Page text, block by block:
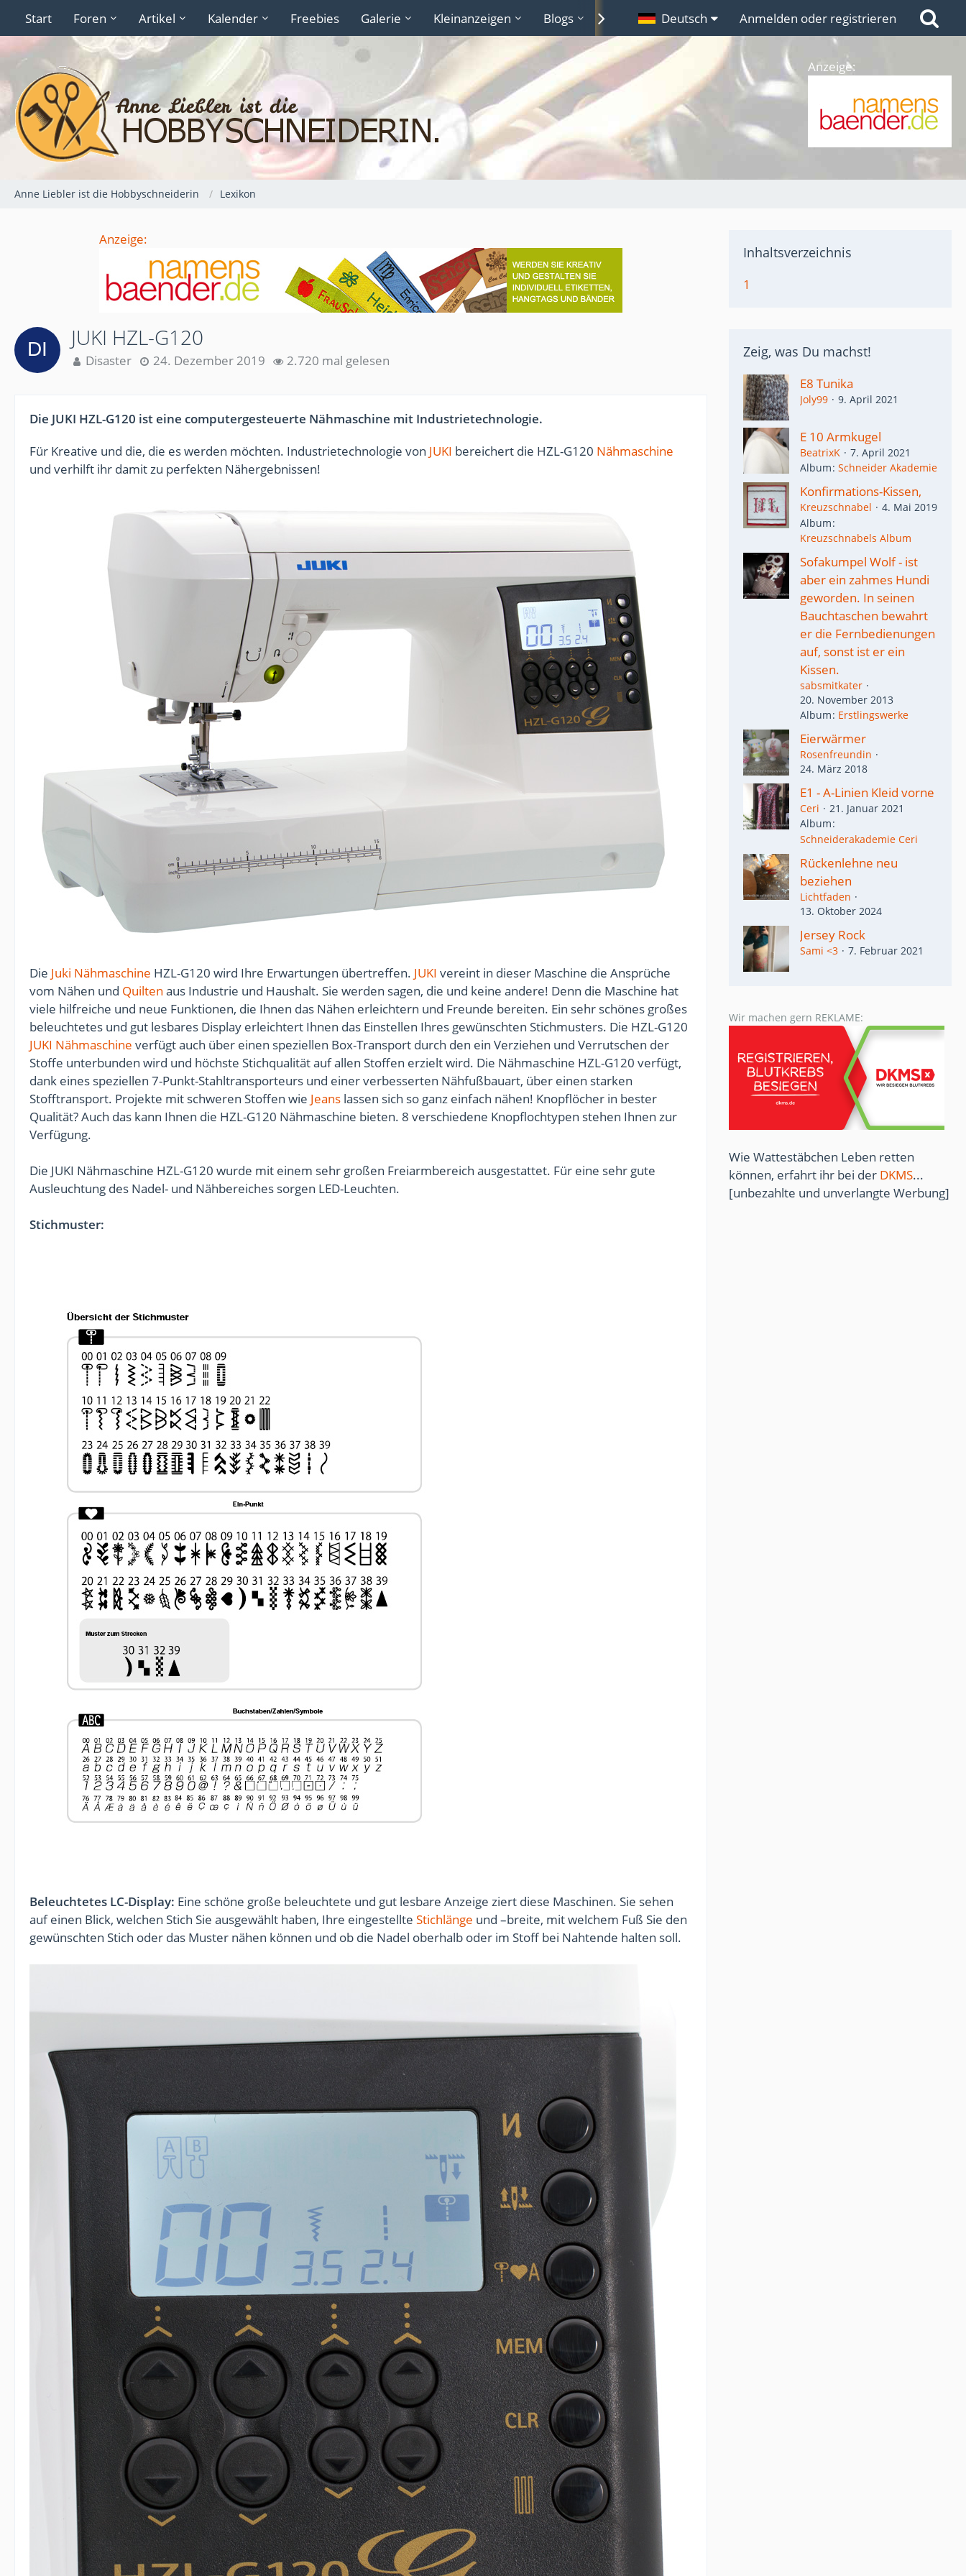
Start Foren Artikel Kalender Freebies Galerie Kleinanzeigen Blogs Lexikon Links
Deutsch Anmelden oder registrieren
Anzeige:
Anne Liebler ist die Hobbyschneiderin Lexikon
Anzeige:
JUKI HZL-G120
Disaster 24. Dezember 2019 2.720 mal gelesen
Die JUKI HZL-G120 ist eine computergesteuerte Nähmaschine mit Industrietechnologie.
Für Kreative und die, die es werden möchten. Industrietechnologie von JUKI bereichert die HZL-G120 Nähmaschine
und verhilft ihr damit zu perfekten Nähergebnissen!
Die Juki Nähmaschine HZL-G120 wird Ihre Erwartungen übertreffen. JUKI vereint in dieser Maschine die Ansprüche
vom Nähen und Quilten aus Industrie und Haushalt. Sie werden sagen, die und keine andere! Denn die Maschine hat
viele hilfreiche und neue Funktionen, die Ihnen das Nähen erleichtern und Freunde bereiten. Ein sehr schönes großes
beleuchtetes und gut lesbares Display erleichtert Ihnen das Einstellen Ihres gewünschten Stichmusters. Die HZL-G120
JUKI Nähmaschine verfügt auch über einen speziellen Box-Transport durch den ein Verziehen und Verrutschen der
Stoffe unterbunden wird und höchste Stichqualität auf allen Stoffen erzielt wird. Die Nähmaschine HZL-G120 verfügt,
dank eines speziellen 7-Punkt-Stahltransporteurs und einer verbesserten Nähfußbauart, über einen starken
Stofftransport. Projekte mit schweren Stoffen wie Jeans lassen sich so ganz einfach nähen! Knopflöcher in bester
Qualität? Auch das kann Ihnen die HZL-G120 Nähmaschine bieten. 8 verschiedene Knopflochtypen stehen Ihnen zur
Verfügung.
Die JUKI Nähmaschine HZL-G120 wurde mit einem sehr großen Freiarmbereich ausgestattet. Für eine sehr gute
Ausleuchtung des Nadel- und Nähbereiches sorgen LED-Leuchten.
Stichmuster:
Beleuchtetes LC-Display: Eine schöne große beleuchtete und gut lesbare Anzeige ziert diese Maschinen. Sie sehen
auf einen Blick, welchen Stich Sie ausgewählt haben, Ihre eingestellte Stichlänge und –breite, mit welchem Fuß Sie den
gewünschten Stich oder das Muster nähen können und ob die Nadel oberhalb oder im Stoff bei Nahtende halten soll.
Inhaltsverzeichnis
1
Zeig, was Du machst!
E8 Tunika
Joly99 9. April 2021
E 10 Armkugel
BeatrixK
7. April 2021
Album Schneider Akademie
Konfirmations-Kissen,
Kreuzschnabel
4. Mai 2019
Album
Kreuzschnabels Album
Sofakumpel Wolf - ist
aber ein zahmes Hundi
geworden. In seinen
Bauchtaschen bewahrt
er die Fernbedienungen
auf, sonst ist er ein
Kissen.
sabsmitkater
20. November 2013
Album Erstlingswerke
Eierwärmer
Rosenfreundin
24. März 2018
E1 - A-Linien Kleid vorne
Ceri
21. Januar 2021
Album
Schneiderakademie Ceri
Rückenlehne neu
beziehen
Lichtfaden
13. Oktober 2024
Jersey Rock
Sami <3 7. Februar 2021
Wir machen gern REKLAME:
Wie Wattestäbchen Leben retten
können, erfahrt ihr bei der DKMS...
[unbezahlte und unverlangte Werbung]